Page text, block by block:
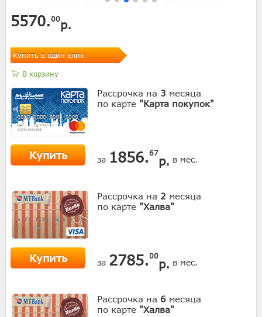
5570.00р.
Купить в один клик
В корзину
Рассрочка на 3 месяца
по карте "Карта покупок"
Купить за 1856.67
р. в мес.
Рассрочка на 2 месяца
по карте "Халва"
Купить за 2785.00
р. в мес.
Рассрочка на 6 месяца
по карте "Халва"